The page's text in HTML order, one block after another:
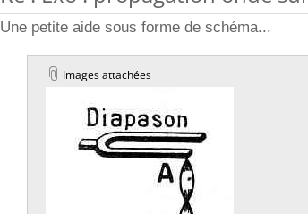
Une petite aide sous forme de schéma...
Images attachées